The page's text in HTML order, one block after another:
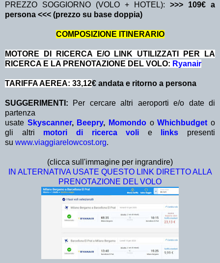
PREZZO SOGGIORNO (VOLO + HOTEL): >>> 109€ a
persona <<< (prezzo su base doppia)
COMPOSIZIONE ITINERARIO
MOTORE DI RICERCA E/O LINK UTILIZZATI PER LA
RICERCA E LA PRENOTAZIONE DEL VOLO: Ryanair
TARIFFA AEREA: 33,12€ andata e ritorno a persona
SUGGERIMENTI: Per cercare altri aeroporti e/o date di
partenza
usate Skyscanner, Beepry, Momondo oWhichbudget o
gli altri motori di ricerca voli e links presenti
su www.viaggiarelowcost.org.
(clicca sull'immagine per ingrandire)
IN ALTERNATIVA USATE QUESTO LINK DIRETTO ALLA
PRENOTAZIONE DEL VOLO